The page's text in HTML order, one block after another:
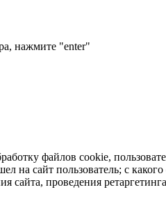
нажмите "enter"
файлов cookie,
на сайт пользователь; с
сайта, проведения